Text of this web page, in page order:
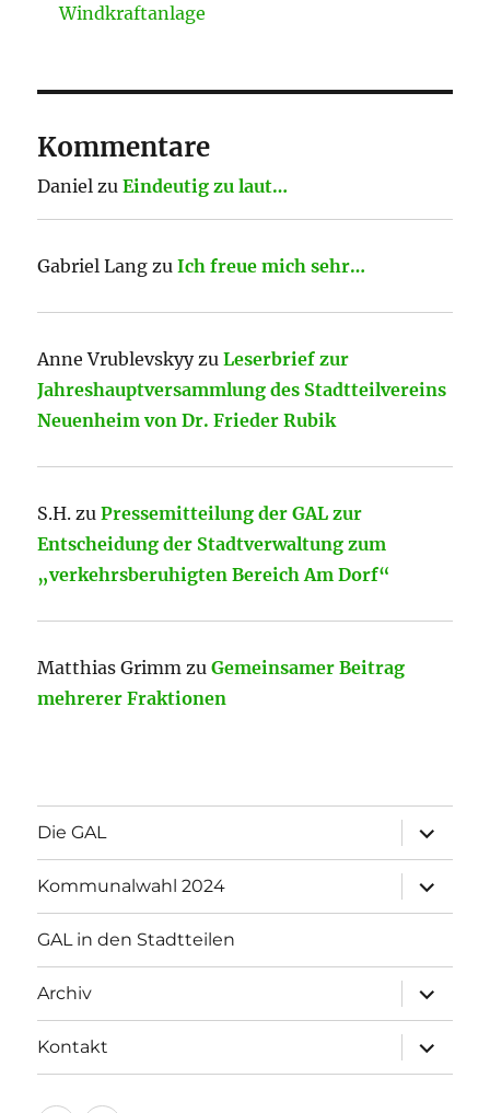
Windkraftanlage
Kommentare
Daniel zuEindeutig zu laut…
Gabriel Lang zuIch freue mich sehr…
Anne VrublevskyyzuLeserbrief zur
Jahreshauptversammlung des Stadtteilvereins
Neuenheim von Dr. Frieder Rubik
S.H. zuPressemitteilung der GAL zur
Entscheidung der Stadtverwaltung zum
„verkehrsberuhigten Bereich Am Dorf“
Matthias Grimm zuGemeinsamer Beitrag
mehrerer Fraktionen
Die GAL
öffnen
Kommunalwahl 2024
öffnen
GAL in den Stadtteilen
Archiv
öffnen
Kontakt
öffnen